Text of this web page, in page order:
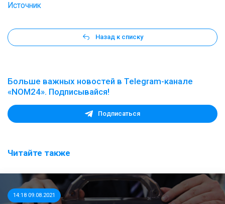
Источник
Назад к списку
Больше важных новостей в Telegram-канале
«NOM24». Подписывайся!
Подписаться
Читайте также
14:18 09.08.2021